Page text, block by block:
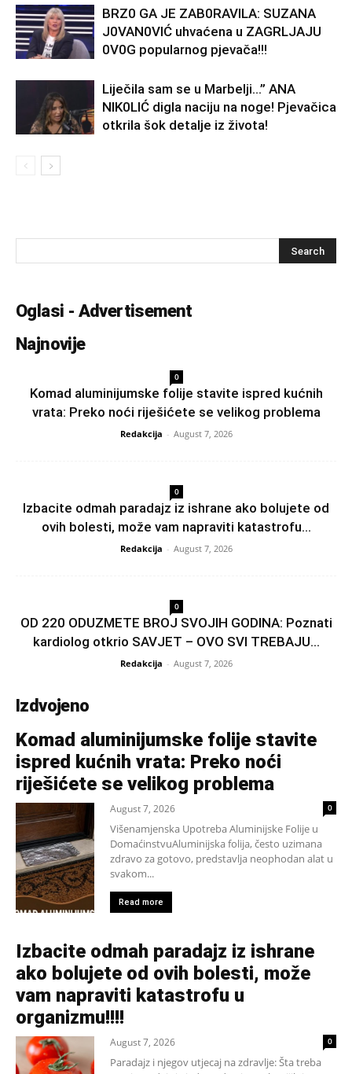
BRZ0 GA JE ZAB0RAVlLA: SUZANA
J0VAN0VIĆ uhvaćena u ZAGRLJAJU
0V0G popularnog pjevača!!!
Liječila sam se u Marbelji…” ANA
NlK0LlĆ digla naciju na noge! Pjevačica
otkrila šok detalje iz života!
Oglasi - Advertisement
Najnovije
0
Komad aluminijumske folije stavite ispred kućnih
vrata: Preko noći riješićete se velikog problema
Redakcija - August 7, 2026
0
Izbacite odmah paradajz iz ishrane ako bolujete od
ovih bolesti, može vam napraviti katastrofu...
Redakcija - August 7, 2026
0
OD 220 ODUZMETE BROJ SVOJIH GODINA: Poznati
kardiolog otkrio SAVJET – OVO SVI TREBAJU...
Redakcija - August 7, 2026
Izdvojeno
Komad aluminijumske folije stavite
ispred kućnih vrata: Preko noći
riješićete se velikog problema
August 7, 2026 0
Višenamjenska Upotreba Aluminijske Folije u
DomaćinstvuAluminijska folija, često uzimana
zdravo za gotovo, predstavlja neophodan alat u
svakom...
Read more
Izbacite odmah paradajz iz ishrane
ako bolujete od ovih bolesti, može
vam napraviti katastrofu u
organizmu!!!!
August 7, 2026 0
Paradajz i njegov utjecaj na zdravlje: Šta treba